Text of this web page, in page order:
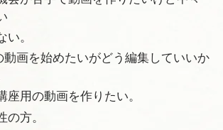
い。
動画を始めたいがどう編集していいか
座用の動画を作りたい。
の方。